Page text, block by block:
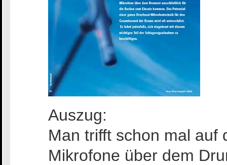
Auszug:
Man trifft schon mal auf
Mikrofone über dem